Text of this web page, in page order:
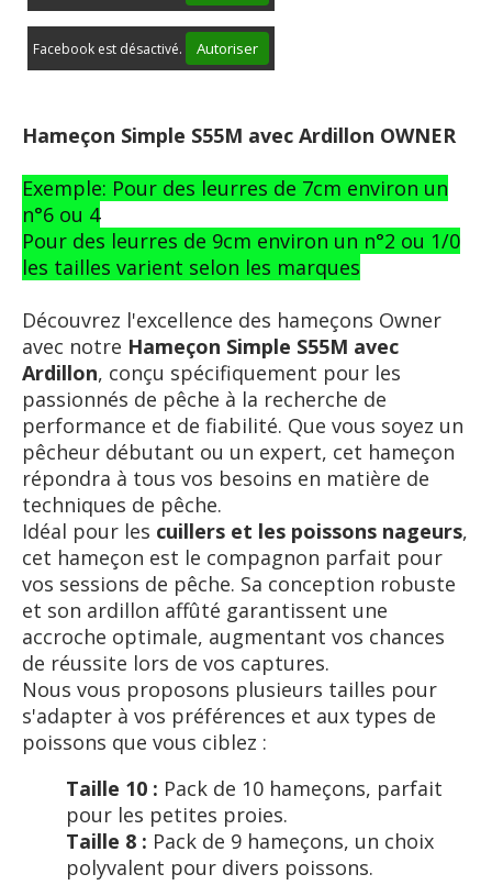
Facebook est désactivé. Autoriser
Hameçon Simple S55M avec Ardillon OWNER
Exemple: Pour des leurres de 7cm environ un
n°6 ou 4
Pour des leurres de 9cm environ un n°2 ou 1/0
les tailles varient selon les marques
Découvrez l'excellence des hameçons Owner
avec notre Hameçon Simple S55M avec
Ardillon, conçu spécifiquement pour les
passionnés de pêche à la recherche de
performance et de fiabilité. Que vous soyez un
pêcheur débutant ou un expert, cet hameçon
répondra à tous vos besoins en matière de
techniques de pêche.
Idéal pour les cuillers et les poissons nageurs,
cet hameçon est le compagnon parfait pour
vos sessions de pêche. Sa conception robuste
et son ardillon affûté garantissent une
accroche optimale, augmentant vos chances
de réussite lors de vos captures.
Nous vous proposons plusieurs tailles pour
s'adapter à vos préférences et aux types de
poissons que vous ciblez :
Taille 10 : Pack de 10 hameçons, parfait
pour les petites proies.
Taille 8 : Pack de 9 hameçons, un choix
polyvalent pour divers poissons.